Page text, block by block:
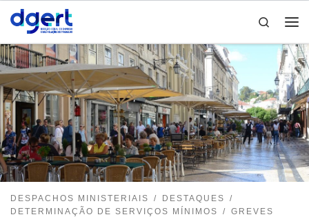
Skip to content
Search
DESPACHOS MINISTERIAIS
DESTAQUES
DETERMINAÇÃO DE SERVIÇOS MÍNIMOS
GREVES